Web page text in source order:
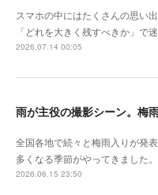
スマホの中にはたくさんの思い出
「どれを大きく残すべきか」で
2026.07.14 00:05
全国各地で続々と梅雨入りが発
多くなる季節がやってきました
2026.06.15 23:50